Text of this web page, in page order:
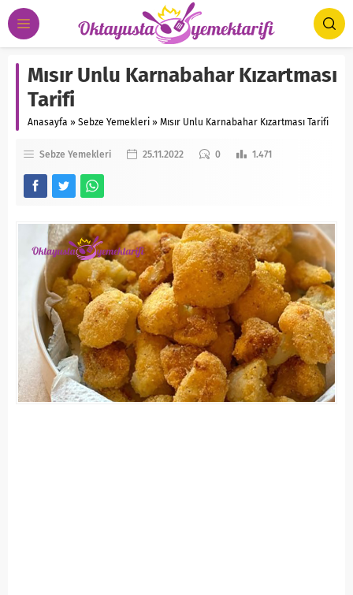
Mısır Unlu Karnabahar Kızartması
Tarifi
Anasayfa » Sebze Yemekleri » Mısır Unlu Karnabahar Kızartması Tarifi
Sebze Yemekleri 25.11.2022 0 1.471